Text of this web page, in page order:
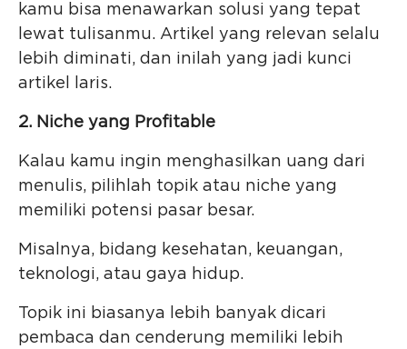
kamu bisa menawarkan solusi yang tepat
lewat tulisanmu. Artikel yang relevan selalu
lebih diminati, dan inilah yang jadi kunci
artikel laris.
2. Niche yang Profitable
Kalau kamu ingin menghasilkan uang dari
menulis, pilihlah topik atau niche yang
memiliki potensi pasar besar.
Misalnya, bidang kesehatan, keuangan,
teknologi, atau gaya hidup.
Topik ini biasanya lebih banyak dicari
pembaca dan cenderung memiliki lebih